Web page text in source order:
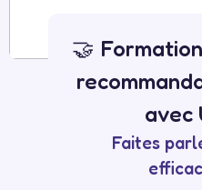
🤝
avec
Faites